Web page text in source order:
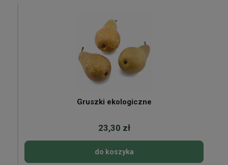
Gruszki ekologiczne
23,30 zł
do koszyka